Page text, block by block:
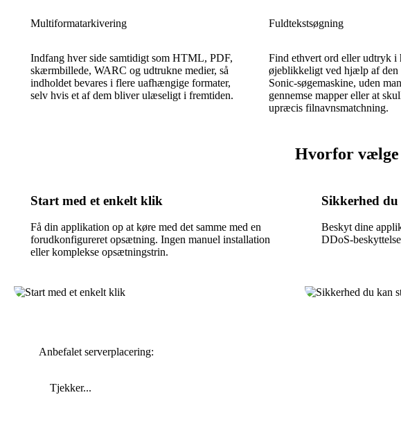
Multiformatarkivering
Indfang hver side samtidigt som HTML, PDF,
skærmbillede, WARC og udtrukne medier, så
indholdet bevares i flere uafhængige formater,
selv hvis et af dem bliver ulæseligt i fremtiden.
Fuldtekstsøgning
Find ethvert ord eller udtryk i
øjeblikkeligt ved hjælp af den
Sonic-søgemaskine, uden
gennemse mapper eller at
upræcis filnavnsmatchning.
Hvorfor vælge
Start med et enkelt klik
Få din applikation op at køre med det samme med en
forudkonfigureret opsætning. Ingen manuel installation
eller komplekse opsætningstrin.
Sikkerhed du
Beskyt dine
DDoS-
Anbefalet serverplacering:
Tjekker...